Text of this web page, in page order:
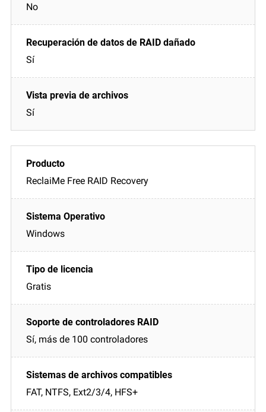
No
Sí
Sí
ReclaiMe Free RAID Recovery
Windows
Gratis
Sí, más de 100 controladores
FAT, NTFS, Ext2/3/4, HFS+